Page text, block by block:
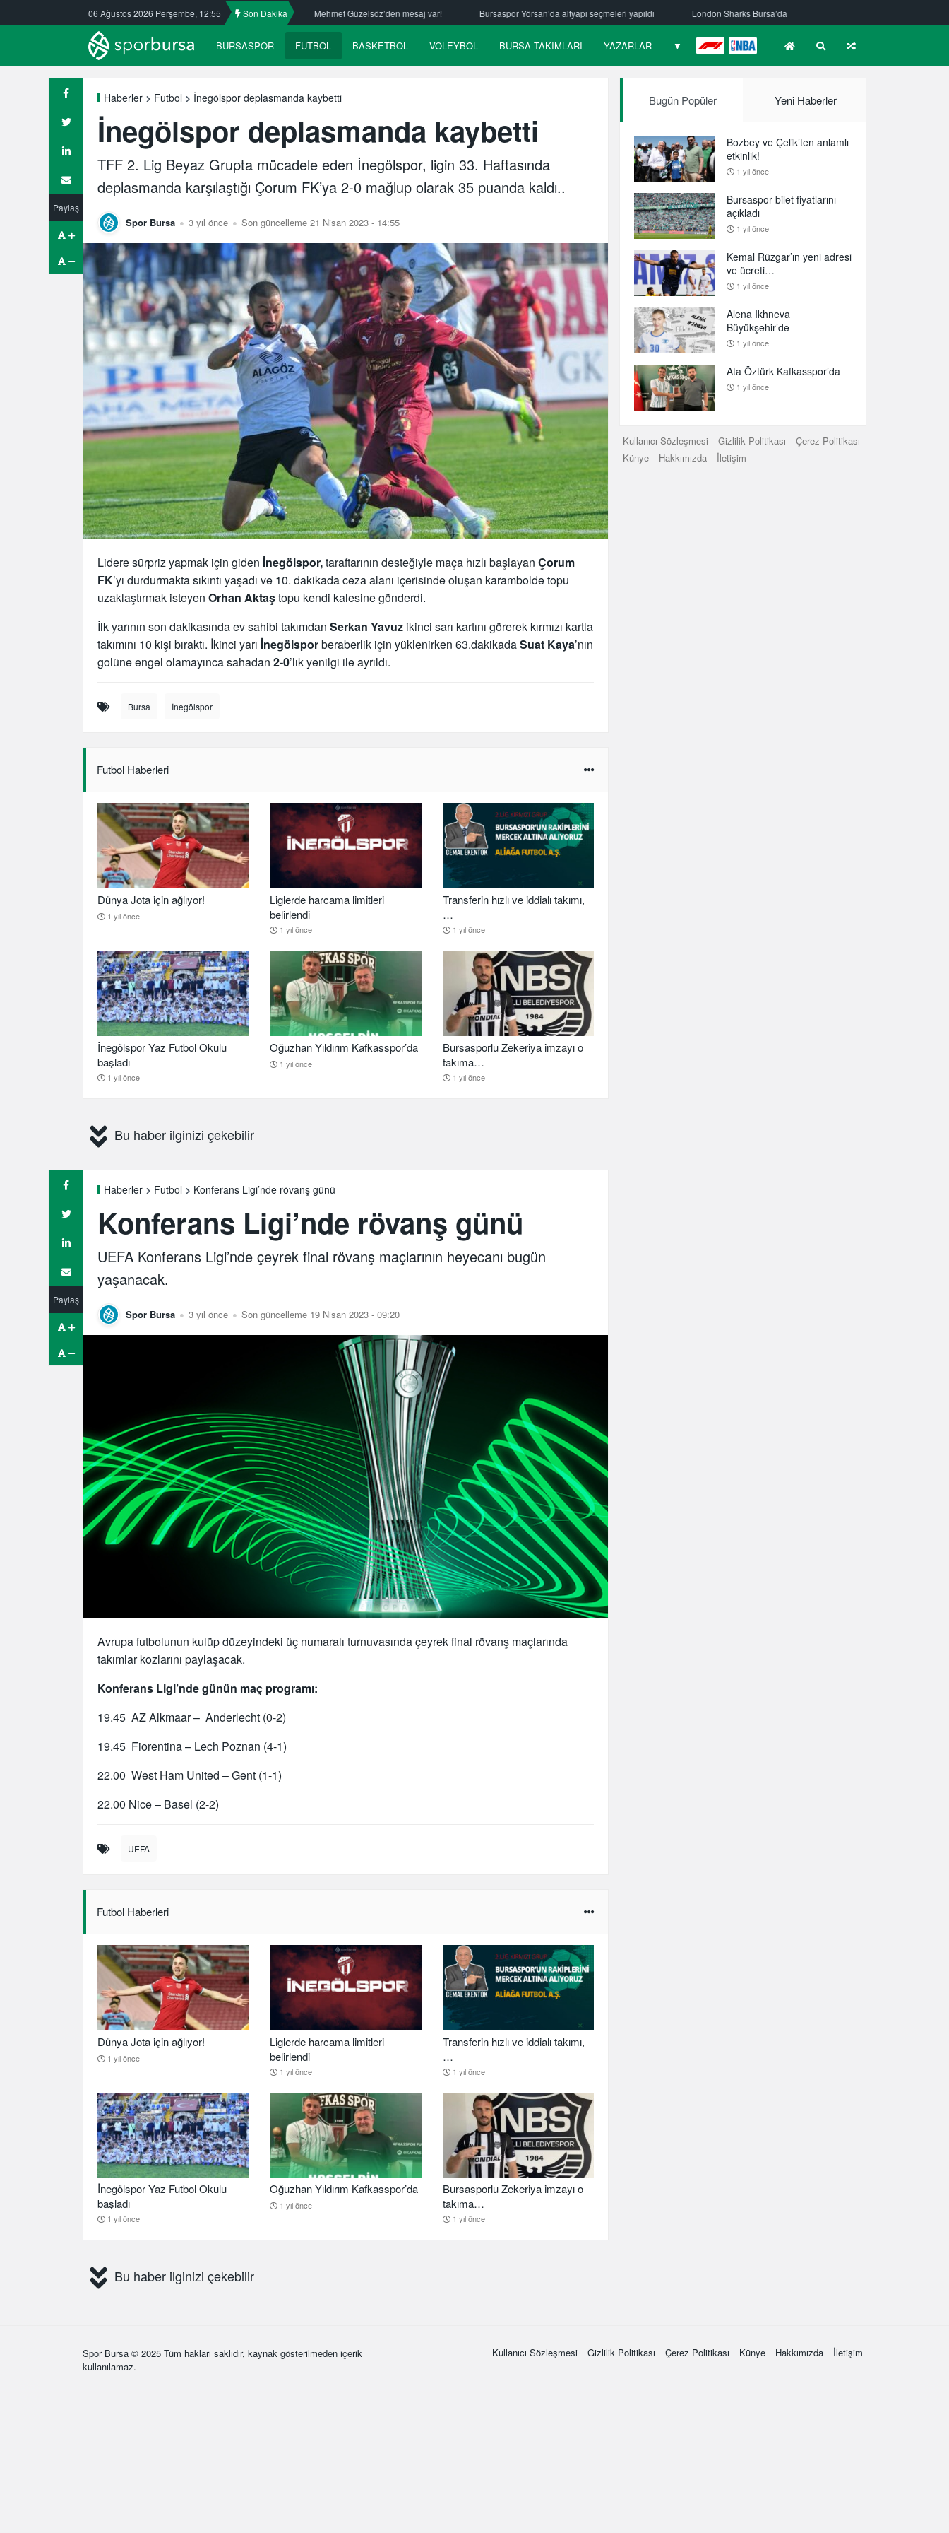
06 Ağustos 2026 Perşembe, 12:55 Son Dakika
Nilüfer Belediyespor hentbolde ayrılık Mehmet Güzelsöz’den mesaj var! Bursaspor Yörsan’da altyapı seçmeleri yapıldı London Sharks Bursa’da
BURSASPOR FUTBOL BASKETBOL VOLEYBOL BURSA TAKIMLARI YAZARLAR ▼ F1 NBA
Paylaş
Haberler Futbol İnegölspor deplasmanda kaybetti
İnegölspor deplasmanda kaybetti
TFF 2. Lig Beyaz Grupta mücadele eden İnegölspor, ligin 33. Haftasında
deplasmanda karşılaştığı Çorum FK’ya 2-0 mağlup olarak 35 puanda kaldı..
Spor Bursa 3 yıl önce Son güncelleme 21 Nisan 2023 - 14:55
Lidere sürpriz yapmak için giden İnegölspor,taraftarının desteğiyle maça hızlı başlayan Çorum
FK’yı durdurmakta sıkıntı yaşadı ve 10. dakikada ceza alanı içerisinde oluşan karambolde topu
uzaklaştırmak isteyen Orhan Aktaştopu kendi kalesine gönderdi.
İlk yarının son dakikasında ev sahibi takımdan Serkan Yavuz ikinci sarı kartını görerek kırmızı kartla
takımını 10 kişi bıraktı. İkinci yarı İnegölsporberaberlik için yüklenirken 63.dakikadaSuat Kaya’nın
golüne engel olamayınca sahadan 2-0’lık yenilgi ile ayrıldı.
Bursa İnegölspor
Futbol Haberleri
Dünya Jota için ağlıyor!
1 yıl önce
Liglerde harcama limitleri
belirlendi
1 yıl önce
Transferin hızlı ve iddialı takımı,
…
1 yıl önce
İnegölspor Yaz Futbol Okulu
başladı
1 yıl önce
Oğuzhan Yıldırım Kafkasspor’da
1 yıl önce
Bursasporlu Zekeriya imzayı o
takıma…
1 yıl önce
Bu haber ilginizi çekebilir
Paylaş
Haberler Futbol Konferans Ligi’nde rövanş günü
Konferans Ligi’nde rövanş günü
UEFA Konferans Ligi’nde çeyrek final rövanş maçlarının heyecanı bugün
yaşanacak.
Spor Bursa 3 yıl önce Son güncelleme 19 Nisan 2023 - 09:20
Avrupa futbolunun kulüp düzeyindeki üç numaralı turnuvasında çeyrek final rövanş maçlarında
takımlar kozlarını paylaşacak.
Konferans Ligi’nde günün maç programı:
19.45 AZ Alkmaar – Anderlecht (0-2)
19.45 Fiorentina – Lech Poznan (4-1)
22.00 West Ham United – Gent (1-1)
22.00 Nice – Basel (2-2)
UEFA
Futbol Haberleri
Dünya Jota için ağlıyor!
1 yıl önce
Liglerde harcama limitleri
belirlendi
1 yıl önce
Transferin hızlı ve iddialı takımı,
…
1 yıl önce
İnegölspor Yaz Futbol Okulu
başladı
1 yıl önce
Oğuzhan Yıldırım Kafkasspor’da
1 yıl önce
Bursasporlu Zekeriya imzayı o
takıma…
1 yıl önce
Bu haber ilginizi çekebilir
Bugün Popüler Yeni Haberler
Bozbey ve Çelik’ten anlamlı
etkinlik!
1 yıl önce
Bursaspor bilet fiyatlarını
açıkladı
1 yıl önce
Kemal Rüzgar’ın yeni adresi
ve ücreti…
1 yıl önce
Alena Ikhneva
Büyükşehir’de
1 yıl önce
Ata Öztürk Kafkasspor’da
1 yıl önce
Kullanıcı Sözleşmesi Gizlilik Politikası
Çerez Politikası
Künye
Hakkımızda İletişim
Spor Bursa © 2025 Tüm hakları saklıdır, kaynak gösterilmeden içerik
kullanılamaz.
Kullanıcı Sözleşmesi Gizlilik Politikası Çerez Politikası Künye Hakkımızda İletişim